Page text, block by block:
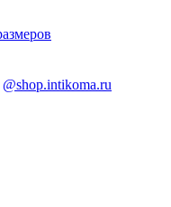
@shop.intikoma.ru